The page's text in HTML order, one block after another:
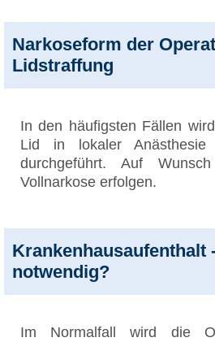
Narkoseform der
Lidstraffung
In den häufigsten Fällen
Lid in lokaler Anästhesie
durchgeführt. Auf
Vollnarkose erfolgen.
Krankenhausaufenthalt
notwendig?
Im Normalfall wird die